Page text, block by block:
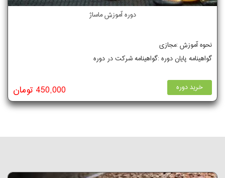
دوره آموزش ماساژ
نحوه آموزش :مجازی
گواهینامه پایان دوره :گواهینامه شرکت در دوره
خرید دوره 450,000 تومان